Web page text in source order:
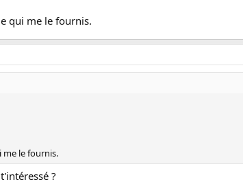
qui me le fournis.
me le fournis.
?